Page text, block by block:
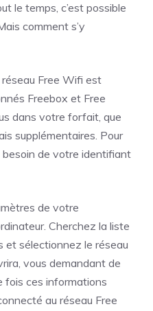
le temps, c’est possible
comment s’y
réseau Free Wifi est
Freebox et Free
dans votre forfait, que
supplémentaires. Pour
de votre identifiant
de votre
Cherchez la liste
et sélectionnez le réseau
vous demandant de
fois ces informations
au réseau Free